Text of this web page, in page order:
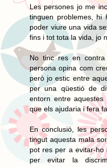
Les persones jo me
tinguen problemes, hi
poder viure una vida
fins i tot tota la vida, jo
No tinc res en
persona opina com
però jo estic entre
per una qüestió de
entorn entre
que els ajudaria i fera
En conclusió, les
tingut aquesta mala
pot res per a evitar-
per evitar la